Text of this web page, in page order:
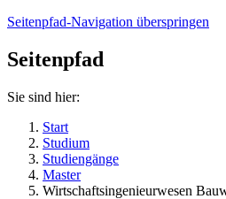
Seitenpfad-Navigation überspringen
Seitenpfad
Sie sind hier:
Start
Studium
Studiengänge
Master
Wirtschaftsingenieurwesen